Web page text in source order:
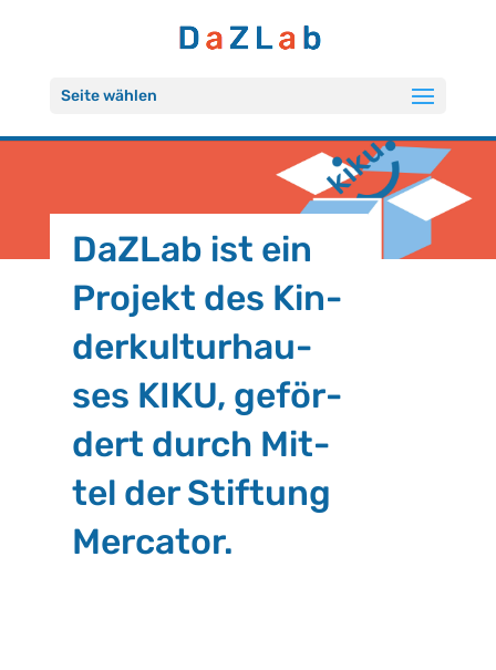
Seite wählen
DaZ­Lab ist ein
Pro­jekt des Kin­
der­kul­tur­hau­
ses KIKU, ge­för­
dert durch Mit­
tel der Stif­tung
Mer­ca­tor.